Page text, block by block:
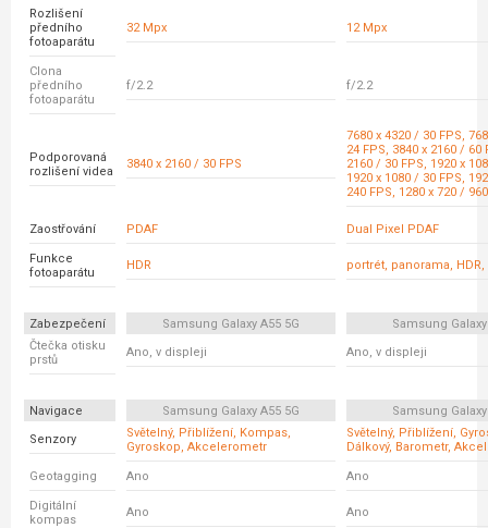
Rozlišení
předního
fotoaparátu
32 Mpx 12 Mpx
Clona
předního
fotoaparátu
f/2.2 f/2.2
Podporovaná
rozlišení videa
3840 x 2160 / 30 FPS
7680 x 4320 / 30 FPS,
24 FPS, 3840 x 2160 / 60
2160 / 30 FPS, 1920 x
1920 x 1080 / 30 FPS,
240 FPS, 1280 x 720 /
Zaostřování PDAF Dual Pixel PDAF
Funkce
fotoaparátu
HDR portrét, panorama,
Zabezpečení Samsung Galaxy A55 5G
Samsung Galaxy
Čtečka otisku
prstů
Ano, v displeji Ano, v displeji
Navigace Samsung Galaxy A55 5G
Samsung Galaxy
Senzory
Světelný, Přiblížení, Kompas,
Gyroskop, Akcelerometr
Světelný, Přiblížení,
Dálkový, Barometr,
Geotagging Ano Ano
Digitální
kompas
Ano Ano